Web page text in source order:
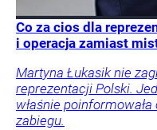
Co za cios dla
i operacja zamiast
Martyna Łukasik nie
reprezentacji Polski.
właśnie
zabiegu.